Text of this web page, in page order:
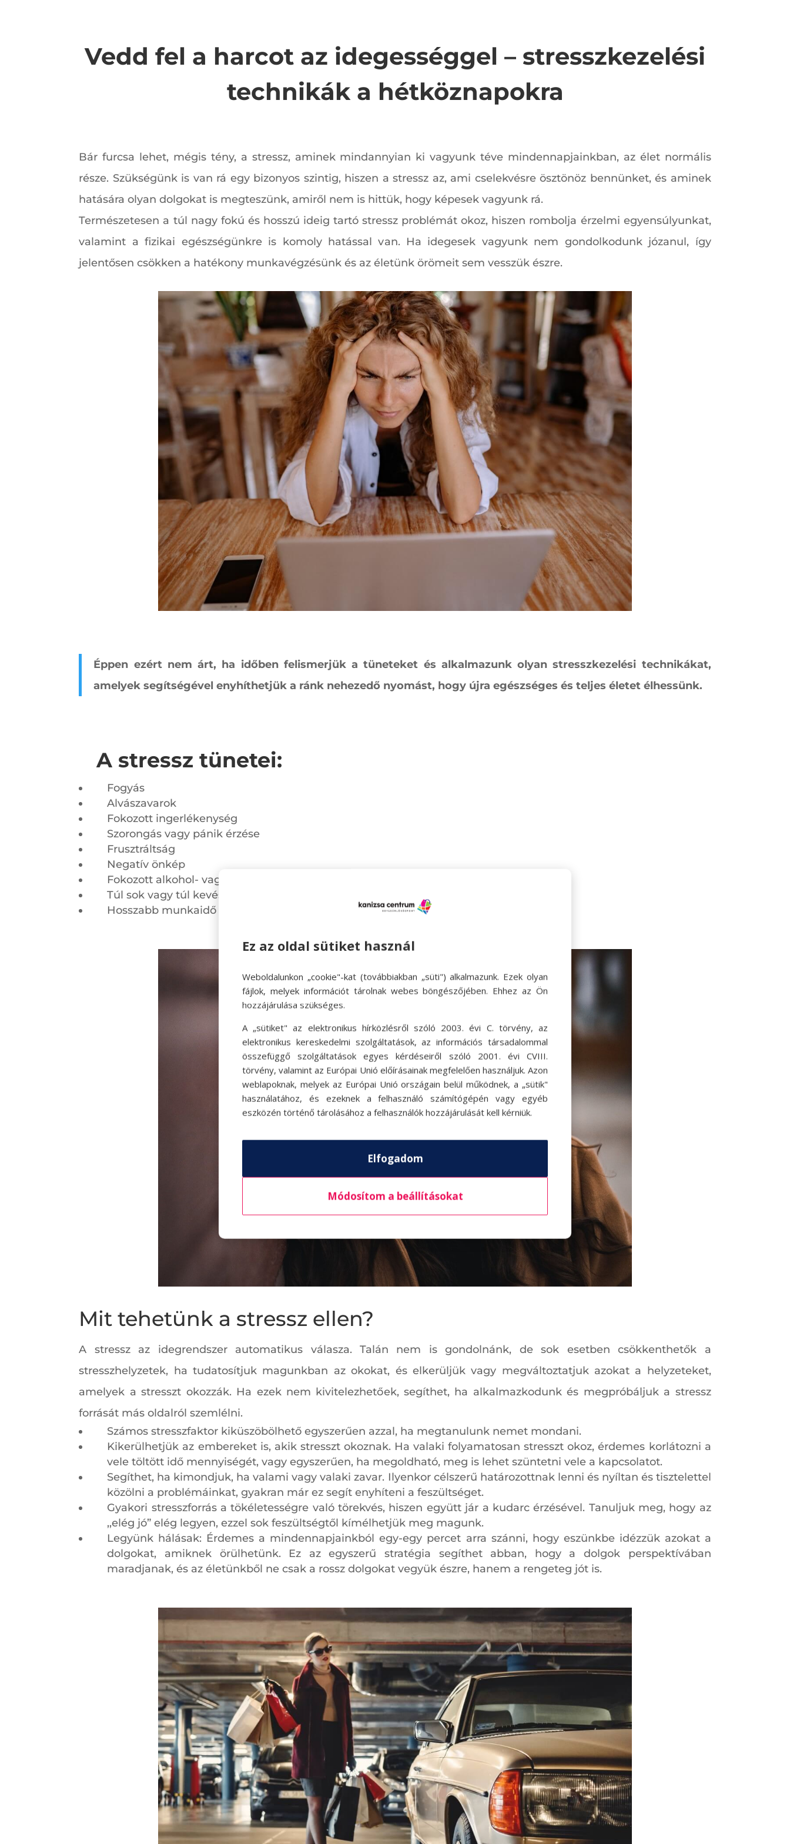
Vedd fel a harcot az idegességgel – stresszkezelési
technikák a hétköznapokra
Bár furcsa lehet, mégis tény, a stressz, aminek mindannyian ki vagyunk téve mindennapjainkban, az élet normális
része. Szükségünk is van rá egy bizonyos szintig, hiszen a stressz az, ami cselekvésre ösztönöz bennünket, és aminek
hatására olyan dolgokat is megteszünk, amiről nem is hittük, hogy képesek vagyunk rá.
Természetesen a túl nagy fokú és hosszú ideig tartó stressz problémát okoz, hiszen rombolja érzelmi egyensúlyunkat,
valamint a fizikai egészségünkre is komoly hatással van. Ha idegesek vagyunk nem gondolkodunk józanul, így
jelentősen csökken a hatékony munkavégzésünk és az életünk örömeit sem vesszük észre.
Éppen ezért nem árt, ha időben felismerjük a tüneteket és alkalmazunk olyan stresszkezelési technikákat,
amelyek segítségével enyhíthetjük a ránk nehezedő nyomást, hogy újra egészséges és teljes életet élhessünk.
A stressz tünetei:
Fogyás
Alvászavarok
Fokozott ingerlékenység
Szorongás vagy pánik érzése
Frusztráltság
Negatív önkép
Fokozott alkohol- vagy drogfogyasztás
Túl sok vagy túl kevés ételfogyasztás
Hosszabb munkaidő
Mit tehetünk a stressz ellen?
A stressz az idegrendszer automatikus válasza. Talán nem is gondolnánk, de sok esetben csökkenthetők a
stresszhelyzetek, ha tudatosítjuk magunkban az okokat, és elkerüljük vagy megváltoztatjuk azokat a helyzeteket,
amelyek a stresszt okozzák. Ha ezek nem kivitelezhetőek, segíthet, ha alkalmazkodunk és megpróbáljuk a stressz
forrását más oldalról szemlélni.
Számos stresszfaktor kiküszöbölhető egyszerűen azzal, ha megtanulunk nemet mondani.
Kikerülhetjük az embereket is, akik stresszt okoznak. Ha valaki folyamatosan stresszt okoz, érdemes korlátozni a
vele töltött idő mennyiségét, vagy egyszerűen, ha megoldható, meg is lehet szüntetni vele a kapcsolatot.
Segíthet, ha kimondjuk, ha valami vagy valaki zavar. Ilyenkor célszerű határozottnak lenni és nyíltan és tisztelettel
közölni a problémáinkat, gyakran már ez segít enyhíteni a feszültséget.
Gyakori stresszforrás a tökéletességre való törekvés, hiszen együtt jár a kudarc érzésével. Tanuljuk meg, hogy az
,,elég jó” elég legyen, ezzel sok feszültségtől kímélhetjük meg magunk.
Legyünk hálásak: Érdemes a mindennapjainkból egy-egy percet arra szánni, hogy eszünkbe idézzük azokat a
dolgokat, amiknek örülhetünk. Ez az egyszerű stratégia segíthet abban, hogy a dolgok perspektívában
maradjanak, és az életünkből ne csak a rossz dolgokat vegyük észre, hanem a rengeteg jót is.
Ez az oldal sütiket használ
Weboldalunkon „cookie"-kat (továbbiakban „süti") alkalmazunk. Ezek olyan
fájlok, melyek információt tárolnak webes böngészőjében. Ehhez az Ön
hozzájárulása szükséges.
A „sütiket" az elektronikus hírközlésről szóló 2003. évi C. törvény, az
elektronikus kereskedelmi szolgáltatások, az információs társadalommal
összefüggő szolgáltatások egyes kérdéseiről szóló 2001. évi CVIII.
törvény, valamint az Európai Unió előírásainak megfelelően használjuk. Azon
weblapoknak, melyek az Európai Unió országain belül működnek, a „sütik"
használatához, és ezeknek a felhasználó számítógépén vagy egyéb
eszközén történő tárolásához a felhasználók hozzájárulását kell kérniük.
Elfogadom
Módosítom a beállításokat